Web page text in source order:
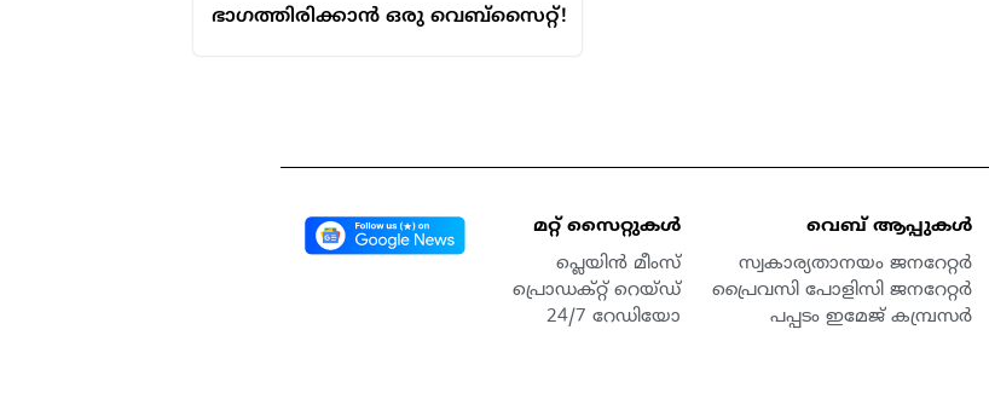
ഭാഗത്തിരിക്കാൻ ഒരു വെബ്സൈറ്റ്!
മറ്റ് സൈറ്റുകൾ
പ്ലെയിൻ മീംസ്
പ്രൊഡക്റ്റ് റെയ്ഡ്
24/7 റേഡിയോ
വെബ് ആപ്പുകൾ
സ്വകാര്യതാനയം ജനറേറ്റർ
പ്രൈവസി പോളിസി ജനറേറ്റർ
പപ്പടം ഇമേജ് കമ്പ്രസർ